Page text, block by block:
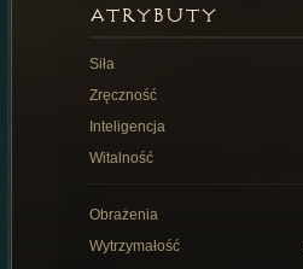
ATRYBUTY
Siła
Zręczność
Inteligencja
Witalność
Obrażenia
Wytrzymałość